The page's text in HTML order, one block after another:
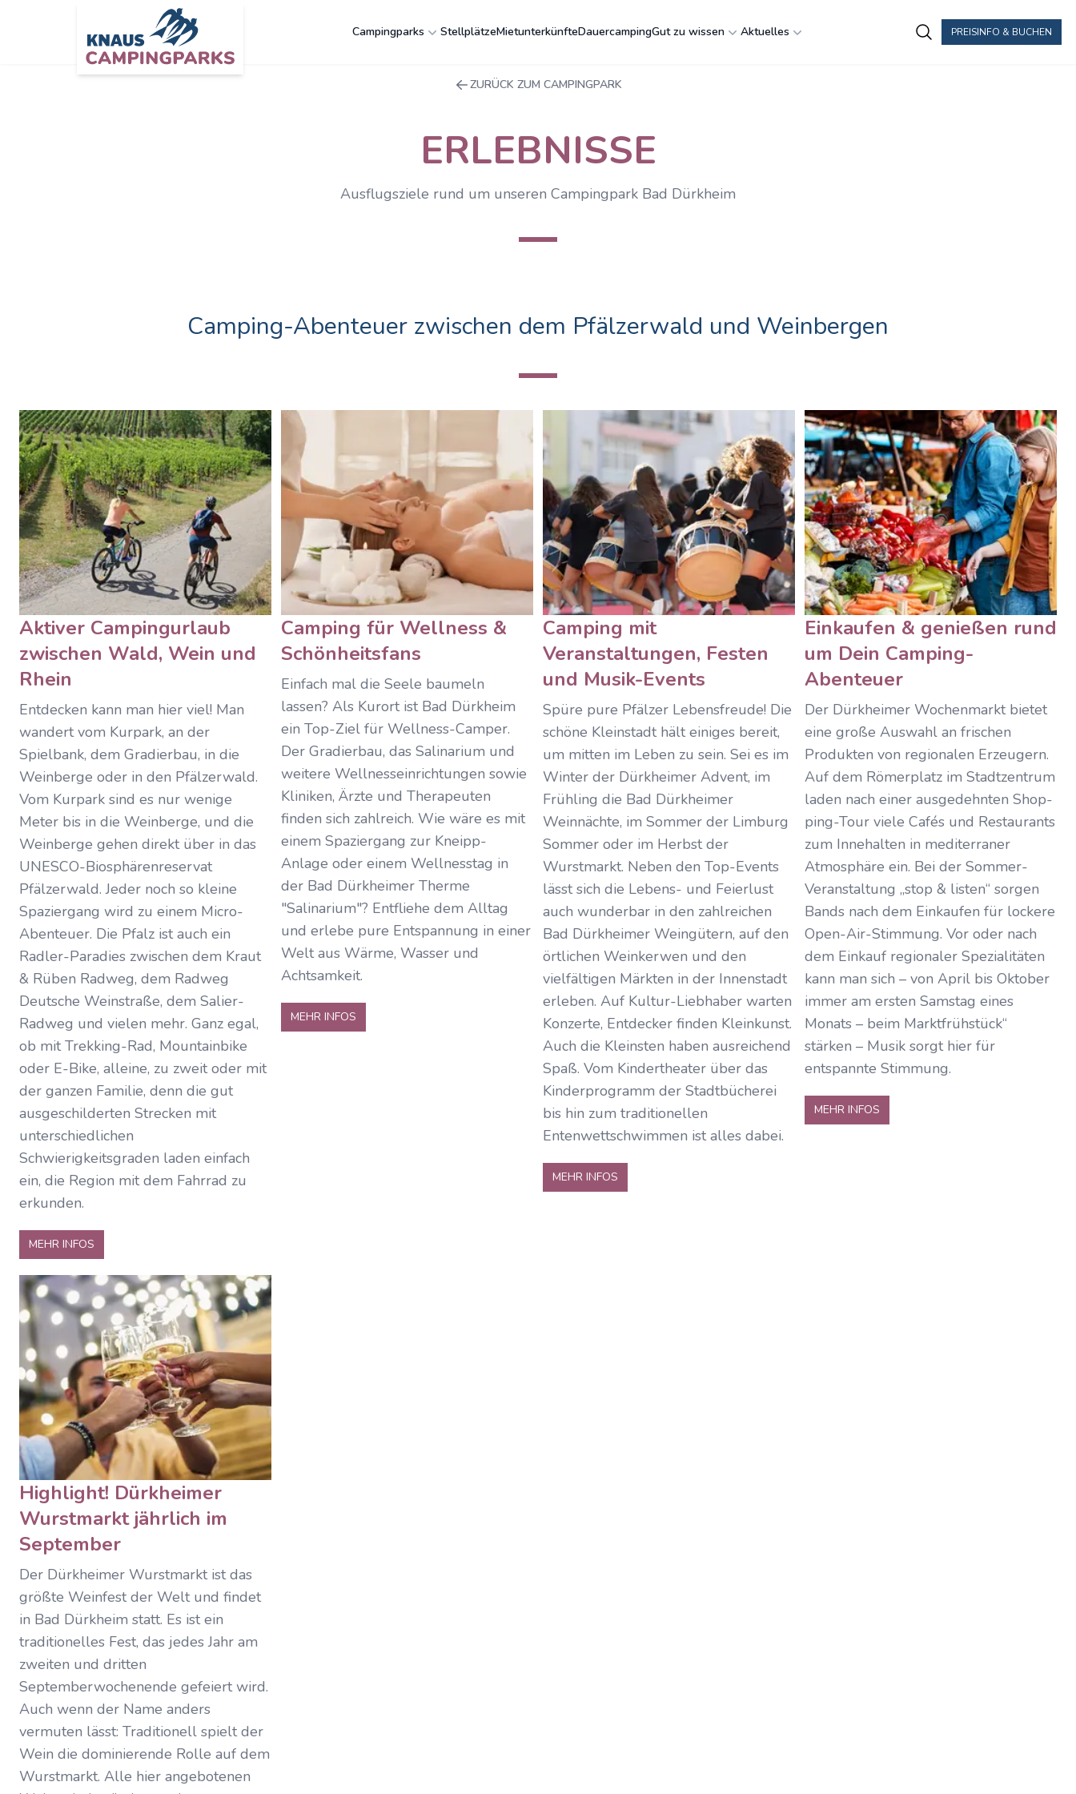
Zum Hauptinhalt springen
PREISINFO & BUCHEN
Campingparks StellplätzeMietunterkünfteDauercampingGut zu wissen Aktuelles
ZURÜCK ZUM CAMPINGPARK
ERLEBNISSE
Ausflugsziele rund um unseren Campingpark Bad Dürkheim
Camping-Abenteuer zwischen dem Pfälzerwald und Weinbergen
Aktiver Campingurlaub
zwischen Wald, Wein und
Rhein
Entdecken kann man hier viel! Man
wandert vom Kurpark, an der
Spielbank, dem Gradierbau, in die
Weinberge oder in den Pfälzerwald.
Vom Kurpark sind es nur wenige
Meter bis in die Weinberge, und die
Weinberge gehen direkt über in das
UNESCO-Biosphärenreservat
Pfälzerwald. Jeder noch so kleine
Spaziergang wird zu einem Micro-
Abenteuer. Die Pfalz ist auch ein
Radler-Paradies zwischen dem Kraut
& Rüben Radweg, dem Radweg
Deutsche Weinstraße, dem Salier-
Radweg und vielen mehr. Ganz egal,
ob mit Trekking-Rad, Mountainbike
oder E-Bike, alleine, zu zweit oder mit
der ganzen Familie, denn die gut
ausgeschilderten Strecken mit
unterschiedlichen
Schwierigkeitsgraden laden einfach
ein, die Region mit dem Fahrrad zu
erkunden.
MEHR INFOS
Camping für Wellness &
Schönheitsfans
Einfach mal die Seele baumeln
lassen? Als Kurort ist Bad Dürkheim
ein Top-Ziel für Wellness-Camper.
Der Gradierbau, das Salinarium und
weitere Wellnesseinrichtungen sowie
Kliniken, Ärzte und Therapeuten
finden sich zahlreich. Wie wäre es mit
einem Spaziergang zur Kneipp-
Anlage oder einem Wellnesstag in
der Bad Dürkheimer Therme
"Salinarium"? Entfliehe dem Alltag
und erlebe pure Entspannung in einer
Welt aus Wärme, Wasser und
Achtsamkeit.
MEHR INFOS
Camping mit
Veranstaltungen, Festen
und Musik-Events
Spüre pure Pfälzer Lebensfreude! Die
schöne Kleinstadt hält einiges bereit,
um mitten im Leben zu sein. Sei es im
Winter der Dürkheimer Advent, im
Frühling die Bad Dürkheimer
Weinnächte, im Sommer der Limburg
Sommer oder im Herbst der
Wurstmarkt. Neben den Top-Events
lässt sich die Lebens- und Feierlust
auch wunderbar in den zahlreichen
Bad Dürkheimer Weingütern, auf den
örtlichen Weinkerwen und den
vielfältigen Märkten in der Innenstadt
erleben. Auf Kultur-Liebhaber warten
Konzerte, Entdecker finden Kleinkunst.
Auch die Kleinsten haben ausreichend
Spaß. Vom Kindertheater über das
Kinderprogramm der Stadtbücherei
bis hin zum traditionellen
Entenwettschwimmen ist alles dabei.
MEHR INFOS
Einkaufen & genießen rund
um Dein Camping-
Abenteuer
Der Dürkheimer Wochenmarkt bietet
eine große Auswahl an frischen
Produkten von regionalen Erzeugern.
Auf dem Römerplatz im Stadtzentrum
laden nach einer ausgedehnten Shop­
ping-Tour viele Cafés und Restaurants
zum Innehalten in mediterraner
Atmosphäre ein. Bei der Sommer-
Veranstaltung „stop & listen“ sorgen
Bands nach dem Einkaufen für lockere
Open-Air-Stimmung. Vor oder nach
dem Einkauf regionaler Spezialitäten
kann man sich – von April bis Oktober
immer am ersten Samstag eines
Monats – beim Marktfrühstück“
stärken – Musik sorgt hier für
entspannte Stimmung.
MEHR INFOS
Highlight! Dürkheimer
Wurstmarkt jährlich im
September
Der Dürkheimer Wurstmarkt ist das
größte Weinfest der Welt und findet
in Bad Dürkheim statt. Es ist ein
traditionelles Fest, das jedes Jahr am
zweiten und dritten
Septemberwochenende gefeiert wird.
Auch wenn der Name anders
vermuten lässt: Traditionell spielt der
Wein die dominierende Rolle auf dem
Wurstmarkt. Alle hier angebotenen